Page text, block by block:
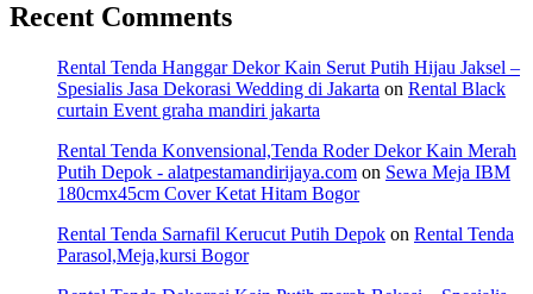
Recent Comments
Rental Tenda Hanggar Dekor Kain Serut Putih Hijau Jaksel –
Spesialis Jasa Dekorasi Wedding di Jakarta on Rental Black
curtain Event graha mandiri jakarta
Rental Tenda Konvensional,Tenda Roder Dekor Kain Merah
Putih Depok - alatpestamandirijaya.com on Sewa Meja IBM
180cmx45cm Cover Ketat Hitam Bogor
Rental Tenda Sarnafil Kerucut Putih Depok on Rental Tenda
Parasol,Meja,kursi Bogor